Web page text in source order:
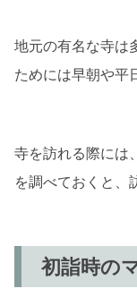
地元の有名な寺は
ためには早朝や平
寺を訪れる際には
を調べておくと、
初詣時の